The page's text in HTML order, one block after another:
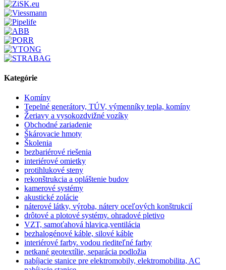
Kategórie
Komíny
Tepelné generátory, TÚV, výmenníky tepla, komíny
Žeriavy a vysokozdvižné vozíky
Obchodné zariadenie
Škárovacie hmoty
Školenia
bezbariérové riešenia
interiérové omietky
protihlukové steny
rekonštrukcia a opláštenie budov
kamerové systémy
akustické zolácie
náterové látky, výroba, nátery oceľových konštrukcií
drôtové a plotové systémy. ohradové pletivo
VZT, samoťahová hlavica,ventilácia
bezhalogénové káble, silové káble
interiérové farby. vodou riediteľné farby
netkané geotextílie, separácia podložia
nabíjacie stanice pre elektromobily, elektromobilita, AC